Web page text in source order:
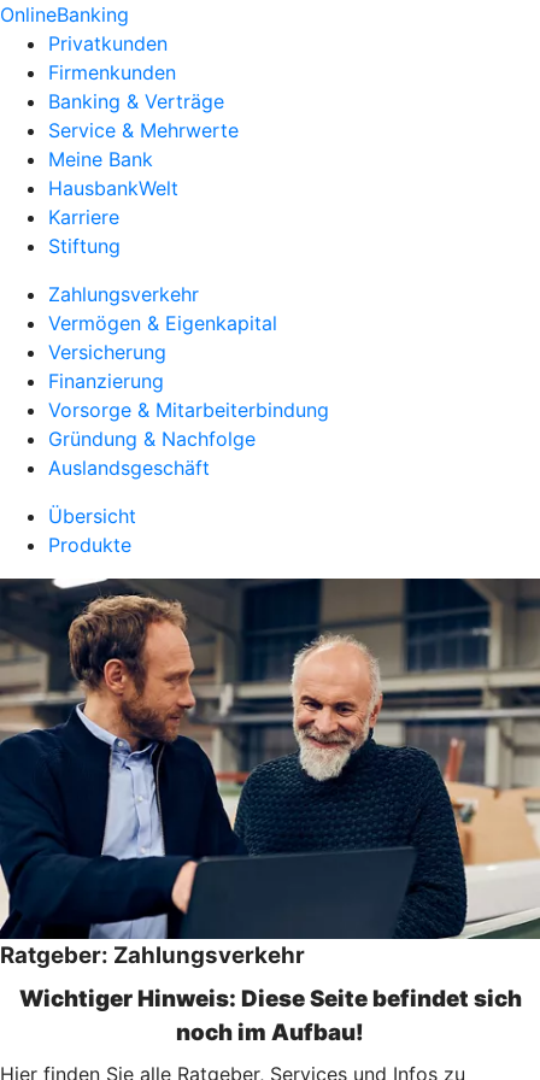
OnlineBanking
Privatkunden
Firmenkunden
Banking & Verträge
Service & Mehrwerte
Meine Bank
HausbankWelt
Karriere
Stiftung
Zahlungsverkehr
Vermögen & Eigenkapital
Versicherung
Finanzierung
Vorsorge & Mitarbeiterbindung
Gründung & Nachfolge
Auslandsgeschäft
Übersicht
Produkte
Ratgeber: Zahlungsverkehr
Wichtiger Hinweis: Diese Seite befindet sich
noch im Aufbau!
Hier finden Sie alle Ratgeber, Services und Infos zu